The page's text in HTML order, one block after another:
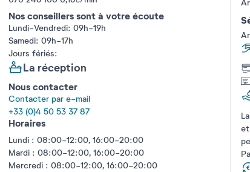
Nos conseillers sont à votre écoute
Lundi-Vendredi: 09h-19h
Samedi: 09h-17h
Jours fériés:
La réception
Nous contacter
Contacter par e-mail
+33 (0)4 50 53 37 87
Horaires
Lundi : 08:00-12:00, 16:00-20:00
Mardi : 08:00-12:00, 16:00-20:00
Mercredi : 08:00-12:00, 16:00-20:00
et